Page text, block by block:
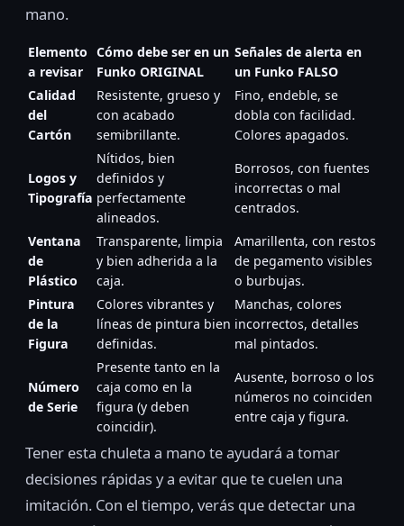
mano.
Elemento
a revisar
Cómo debe ser en un
Funko ORIGINAL
Señales de alerta en
un Funko FALSO
Calidad
del
Cartón
Resistente, grueso y
con acabado
semibrillante.
Fino, endeble, se
dobla con facilidad.
Colores apagados.
Logos y
Tipografía
Nítidos, bien
definidos y
perfectamente
alineados.
Borrosos, con fuentes
incorrectas o mal
centrados.
Ventana
de
Plástico
Transparente, limpia
y bien adherida a la
caja.
Amarillenta, con restos
de pegamento visibles
o burbujas.
Pintura
de la
Figura
Colores vibrantes y
líneas de pintura bien
definidas.
Manchas, colores
incorrectos, detalles
mal pintados.
Número
de Serie
Presente tanto en la
caja como en la
figura (y deben
coincidir).
Ausente, borroso o los
números no coinciden
entre caja y figura.
Tener esta chuleta a mano te ayudará a tomar
decisiones rápidas y a evitar que te cuelen una
imitación. Con el tiempo, verás que detectar una